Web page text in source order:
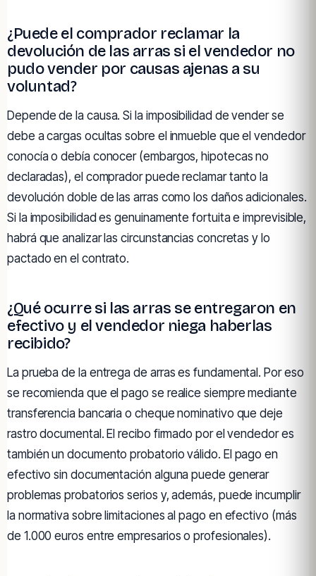
¿Puede el comprador reclamar la
devolución de las arras si el vendedor no
pudo vender por causas ajenas a su
voluntad?
Depende de la causa. Si la imposibilidad de vender se
debe a cargas ocultas sobre el inmueble que el vendedor
conocía o debía conocer (embargos, hipotecas no
declaradas), el comprador puede reclamar tanto la
devolución doble de las arras como los daños adicionales.
Si la imposibilidad es genuinamente fortuita e imprevisible,
habrá que analizar las circunstancias concretas y lo
pactado en el contrato.
¿Qué ocurre si las arras se entregaron en
efectivo y el vendedor niega haberlas
recibido?
La prueba de la entrega de arras es fundamental. Por eso
se recomienda que el pago se realice siempre mediante
transferencia bancaria o cheque nominativo que deje
rastro documental. El recibo firmado por el vendedor es
también un documento probatorio válido. El pago en
efectivo sin documentación alguna puede generar
problemas probatorios serios y, además, puede incumplir
la normativa sobre limitaciones al pago en efectivo (más
de 1.000 euros entre empresarios o profesionales).